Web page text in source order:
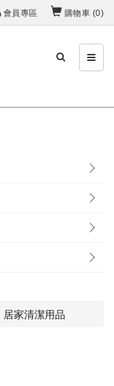
會員專區 購物車 (0)
居家清潔用品